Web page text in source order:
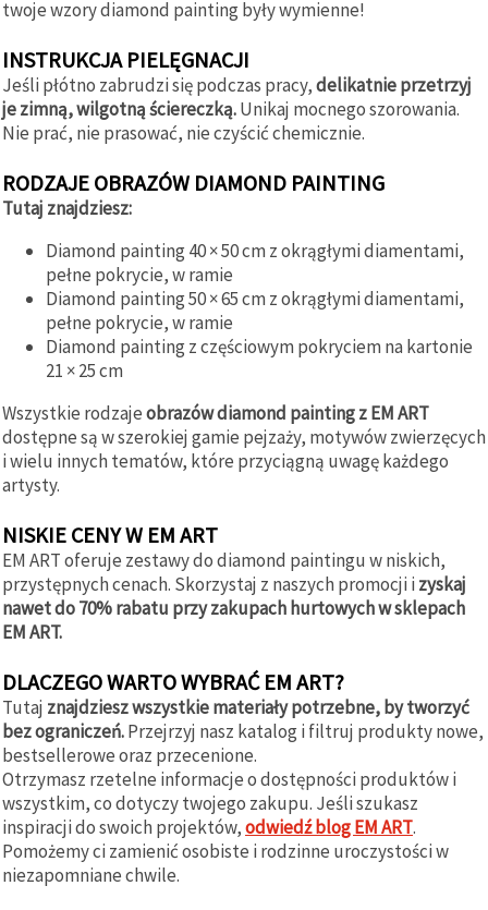
twoje wzory diamond painting były wymienne!
INSTRUKCJA PIELĘGNACJI
Jeśli płótno zabrudzi się podczas pracy,delikatnie przetrzyj
je zimną, wilgotną ściereczką.Unikaj mocnego szorowania.
Nie prać, nie prasować, nie czyścić chemicznie.
RODZAJE OBRAZÓW DIAMOND PAINTING
Tutaj znajdziesz:
Diamond painting 40 × 50 cm z okrągłymi diamentami,
pełne pokrycie, w ramie
Diamond painting 50 × 65 cm z okrągłymi diamentami,
pełne pokrycie, w ramie
Diamond painting z częściowym pokryciem na kartonie
21 × 25 cm
Wszystkie rodzajeobrazów diamond painting z EM ART
dostępne są w szerokiej gamie pejzaży, motywów zwierzęcych
i wielu innych tematów, które przyciągną uwagę każdego
artysty.
NISKIE CENY W EM ART
EM ART oferuje zestawy do diamond paintingu w niskich,
przystępnych cenach. Skorzystaj z naszych promocji i zyskaj
nawet do 70% rabatu przy zakupach hurtowych w sklepach
EM ART.
DLACZEGO WARTO WYBRAĆ EM ART?
Tutaj znajdziesz wszystkie materiały potrzebne, by tworzyć
bez ograniczeń.Przejrzyj nasz katalog i filtruj produkty nowe,
bestsellerowe oraz przecenione.
Otrzymasz rzetelne informacje o dostępności produktów i
wszystkim, co dotyczy twojego zakupu. Jeśli szukasz
inspiracji do swoich projektów,odwiedź blog EM ART.
Pomożemy ci zamienić osobiste i rodzinne uroczystości w
niezapomniane chwile.